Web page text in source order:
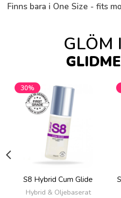
Finns bara i One Size - fits
GLÖM
30%
S8 Hybrid Cum Glide
Hybrid & Oljebaserat